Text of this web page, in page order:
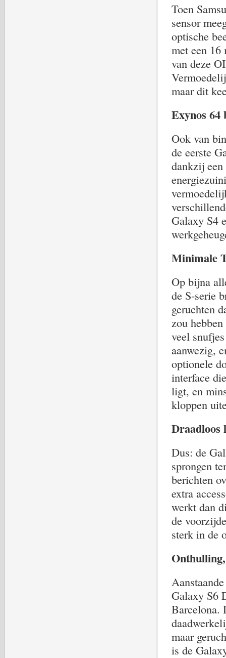
Toen
sensor
optische
met een 16
van deze
maar dit
Exynos 64
Ook van
de eerste
dankzij
Galaxy S4
Minimale
Op bijna
de S-serie
geruchten
zou
veel
aanwezig,
optionele
interface
ligt, en
kloppen
Draadloos
Dus: de
sprongen
berichten
extra
werkt dan
de
sterk in de
Galaxy S6
Barcelona.
maar
is de